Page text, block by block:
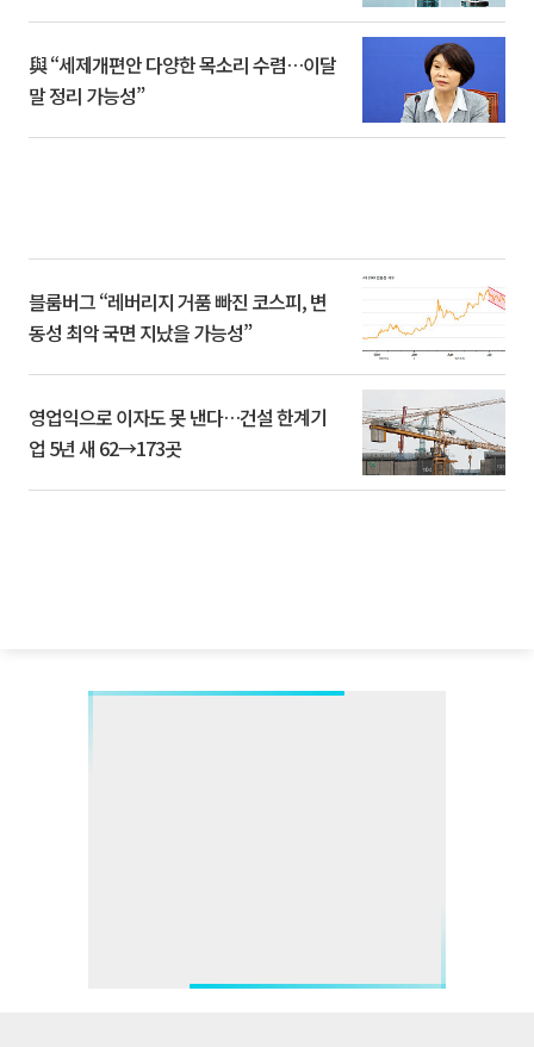
與 “세제개편안 다양한 목소리 수렴…이달
말 정리 가능성”
블룸버그 “레버리지 거품 빠진 코스피, 변
동성 최악 국면 지났을 가능성”
영업익으로 이자도 못 낸다…건설 한계기
업 5년 새 62→173곳